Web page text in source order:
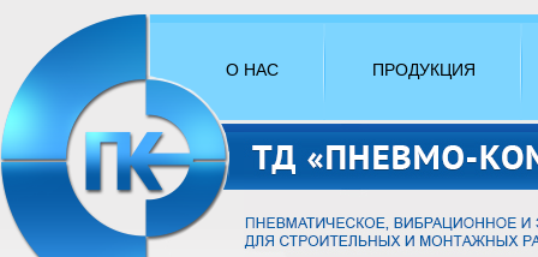
О НАС ПРОДУКЦИЯ